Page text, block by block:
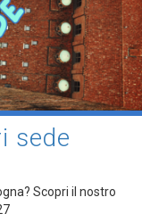
sede
Scopri il nostro